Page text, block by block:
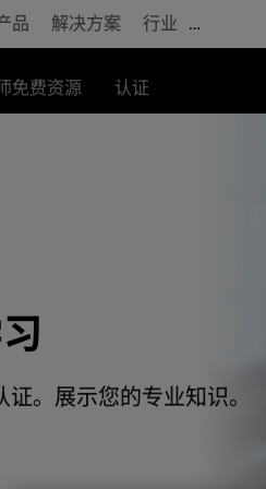
品 解决方案 行业 …
免费资源 认证
。展示您的专业知识。